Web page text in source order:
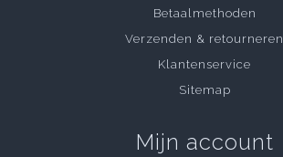
Betaalmethoden
Verzenden & retourneren
Klantenservice
Sitemap
Mijn account